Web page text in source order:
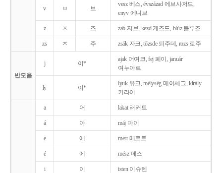
v ㅂ 브
vesz 베스, évszázad 에브사저드,
enyv 에니브
z ㅈ 즈 zab 저브, kezd 케즈드, blúz 블루즈
zs ㅈ 주 zsák 자크, tőzsde 퇴주데, rozs 로주
반모음
j 이*
ajak 어여크, fej 페이, január
여누아르
ly 이*
lyuk 유크, mélység 메이셰그, király
키라이
a 어 lakat 러커트
á 아 máj 마이
e 에 mert 메르트
é 에 mész 메스
i 이 isten 이슈텐